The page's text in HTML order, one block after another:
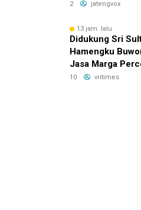
Bikin Bisnis Anda
2 jatengvox
13 jam lalu
Didukung Sri
Hamengku
Jasa Marga
Pengembangan
10 vritimes